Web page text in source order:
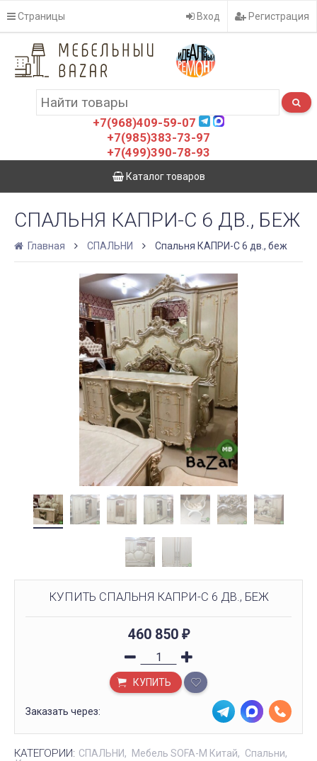
Страницы Вход Регистрация
+7(968)409-59-07
+7(985)383-73-97
+7(499)390-78-93
Каталог товаров
СПАЛЬНЯ КАПРИ-C 6 ДВ., БЕЖ
Главная СПАЛЬНИ Спальня КАПРИ-C 6 дв., беж
КУПИТЬ СПАЛЬНЯ КАПРИ-C 6 ДВ., БЕЖ
460 850 ₽
КУПИТЬ
Заказать через:
КАТЕГОРИИ: СПАЛЬНИ Мебель SOFA-M Китай
Спальни